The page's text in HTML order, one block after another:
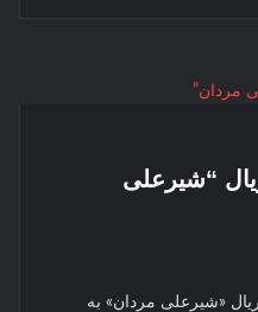
“شیرعلی
«شیرعلی مردان» به